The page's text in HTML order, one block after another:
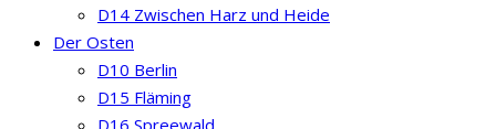
D14 Zwischen Harz und Heide
Der Osten
D10 Berlin
D15 Fläming
D16 Spreewald